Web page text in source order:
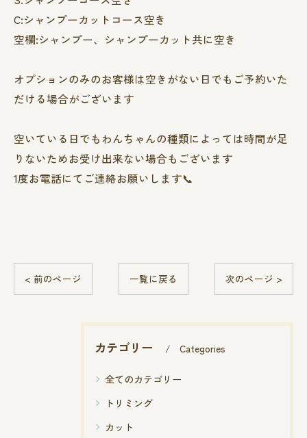
C:シャンプーカットコース空き
空欄:シャンプー、シャンプーカット共に空き
オプションのみのお客様は空きがない日でもご予約いた
だける場合がございます
空いている日でもわんちゃんの種類によっては時間が足
りないためお受け出来ない場合もございます
1度お電話にてご連絡お願いします📞
< 前のページ 一覧に戻る 次のページ >
カテゴリー Categories
全てのカテゴリー
トリミング
カット